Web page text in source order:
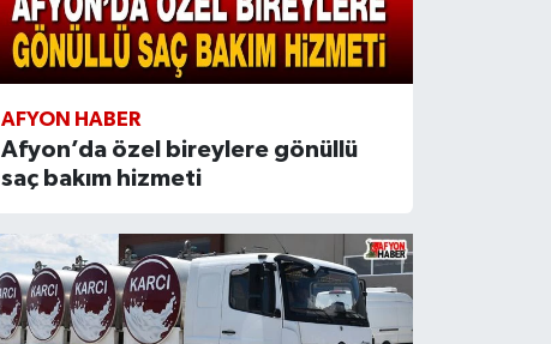
AFYON HABER
Afyon’da özel bireylere gönüllü
saç bakım hizmeti